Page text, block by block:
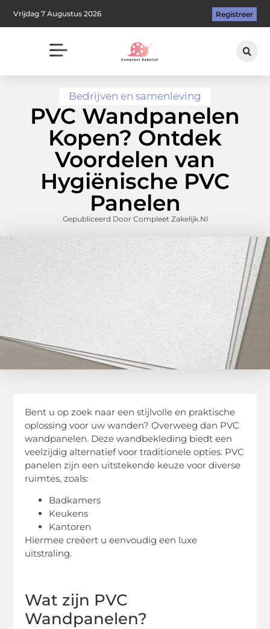
Vrijdag 7 Augustus 2026 Registreer
Bedrijven en samenleving
PVC Wandpanelen
Kopen? Ontdek
Voordelen van
Hygiënische PVC
Panelen
Gepubliceerd Door Compleet Zakelijk.nl
Bent u op zoek naar een stijlvolle en praktische
oplossing voor uw wanden? Overweeg dan PVC
wandpanelen. Deze wandbekleding biedt een
veelzijdig alternatief voor traditionele opties. PVC
panelen zijn een uitstekende keuze voor diverse
ruimtes, zoals:
Badkamers
Keukens
Kantoren
Hiermee creëert u eenvoudig een luxe
uitstraling.
Wat zijn PVC
Wandpanelen?